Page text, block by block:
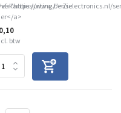
vakantiesluiting/">Zie
www.benselectronics.nl/
a>
btw